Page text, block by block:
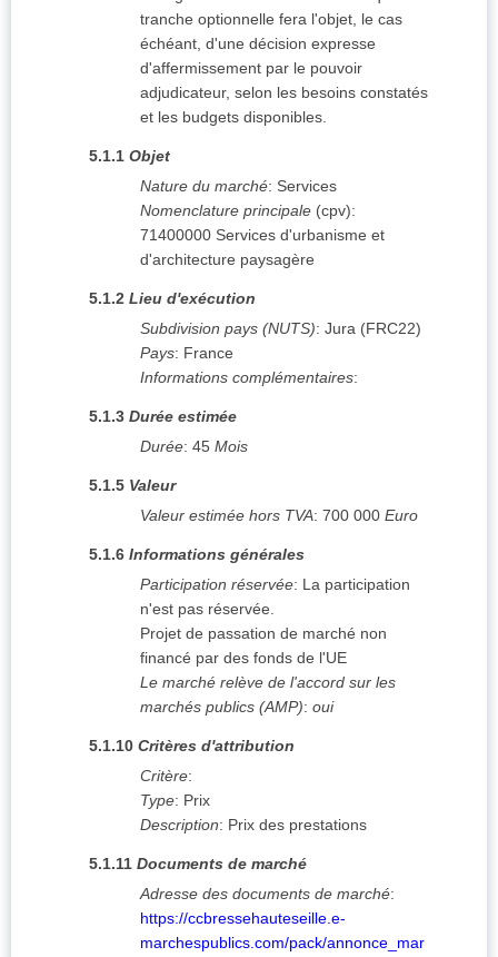
tranche optionnelle fera l'objet, le cas
échéant, d'une décision expresse
d'affermissement par le pouvoir
adjudicateur, selon les besoins constatés
et les budgets disponibles.
5.1.1 Objet
Nature du marché: Services
Nomenclature principale (cpv):
71400000 Services d'urbanisme et
d'architecture paysagère
5.1.2 Lieu d'exécution
Subdivision pays (NUTS): Jura (FRC22)
Pays: France
Informations complémentaires:
5.1.3 Durée estimée
Durée: 45 Mois
5.1.5 Valeur
Valeur estimée hors TVA: 700 000 Euro
5.1.6 Informations générales
Participation réservée: La participation
n'est pas réservée.
Projet de passation de marché non
financé par des fonds de l'UE
Le marché relève de l'accord sur les
marchés publics (AMP): oui
5.1.10 Critères d'attribution
Critère:
Type: Prix
Description: Prix des prestations
5.1.11 Documents de marché
Adresse des documents de marché:
https://ccbressehauteseille.e-
marchespublics.com/pack/annonce_mar